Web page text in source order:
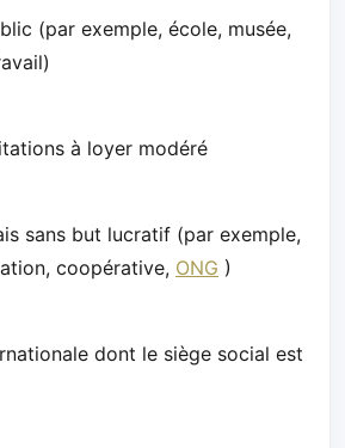
(par exemple, école, musée,
à loyer modéré
sans but lucratif (par exemple,
coopérative, ONG )
dont le siège social est